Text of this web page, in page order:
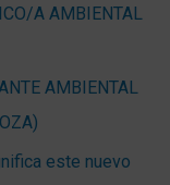
A AMBIENTAL
AMBIENTAL
este nuevo